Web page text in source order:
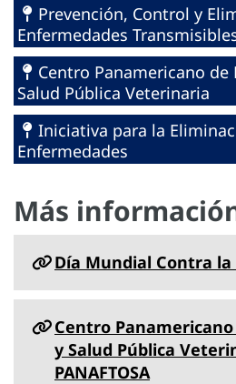
Prevención, Control y
Enfermedades
Centro Panamericano de
Salud Pública Veterinaria
Iniciativa para la
Enfermedades
Más
Día Mundial Contra la
Centro
y Salud Pública
PANAFTOSA